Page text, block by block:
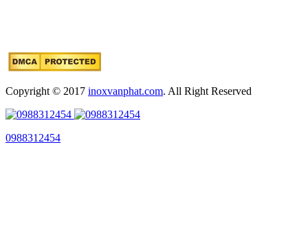
Copyright © 2017 inoxvanphat.com. All Right Reserved
0988312454